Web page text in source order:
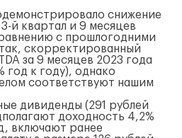
снижение
3-й квартал и 9 месяцев
с прошлогодними
скорректированный
за 9 месяцев 2023 года
год к году), однако
соответствуют нашим
дивиденды (291 рублей
доходность 4,2%
включают ранее